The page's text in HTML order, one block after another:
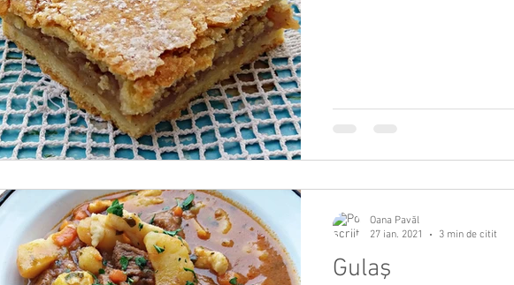
Gulaş
Oana Pavăl
27 ian. 2021
3 min de citit